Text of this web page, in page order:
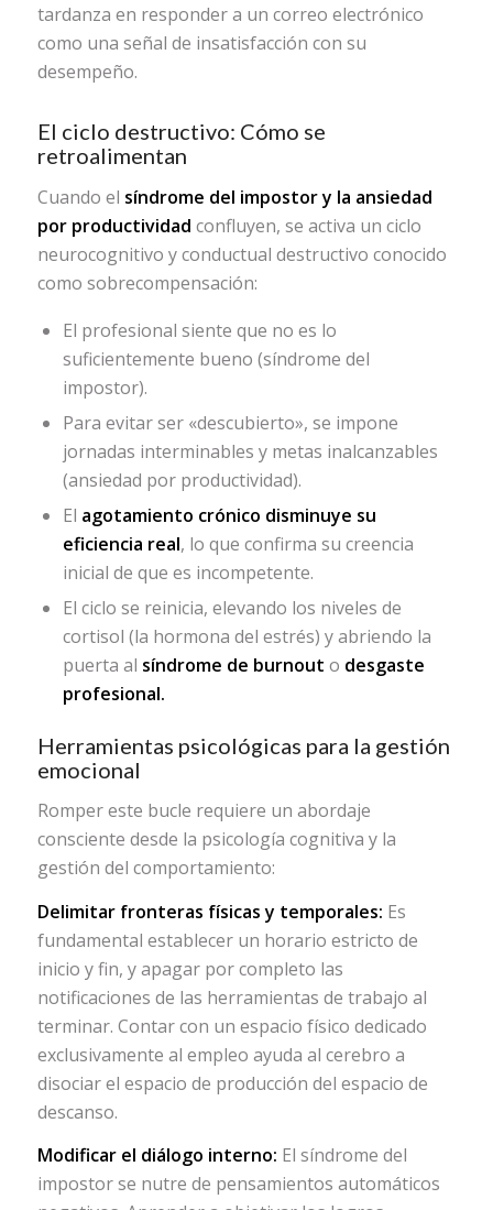
tardanza en responder a un correo electrónico
como una señal de insatisfacción con su
desempeño.
El ciclo destructivo: Cómo se
retroalimentan
Cuando el síndrome del impostor y la ansiedad
por productividad confluyen, se activa un ciclo
neurocognitivo y conductual destructivo conocido
como sobrecompensación:
El profesional siente que no es lo
suficientemente bueno (síndrome del
impostor).
Para evitar ser «descubierto», se impone
jornadas interminables y metas inalcanzables
(ansiedad por productividad).
El agotamiento crónico disminuye su
eficiencia real, lo que confirma su creencia
inicial de que es incompetente.
El ciclo se reinicia, elevando los niveles de
cortisol (la hormona del estrés) y abriendo la
puerta al síndrome de burnout o desgaste
profesional.
Herramientas psicológicas para la gestión
emocional
Romper este bucle requiere un abordaje
consciente desde la psicología cognitiva y la
gestión del comportamiento:
Delimitar fronteras físicas y temporales: Es
fundamental establecer un horario estricto de
inicio y fin, y apagar por completo las
notificaciones de las herramientas de trabajo al
terminar. Contar con un espacio físico dedicado
exclusivamente al empleo ayuda al cerebro a
disociar el espacio de producción del espacio de
descanso.
Modificar el diálogo interno: El síndrome del
impostor se nutre de pensamientos automáticos